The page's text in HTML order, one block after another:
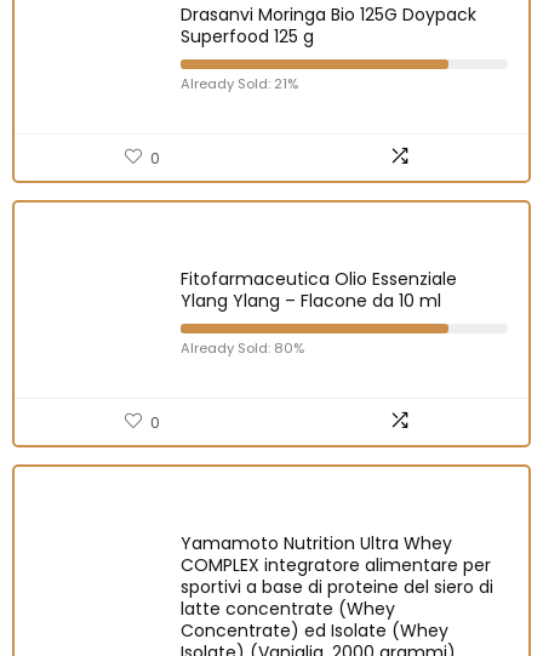
Drasanvi Moringa Bio 125G Doypack
Superfood 125 g
Already Sold: 21%
0
Fitofarmaceutica Olio Essenziale
Ylang Ylang – Flacone da 10 ml
Already Sold: 80%
0
Yamamoto Nutrition Ultra Whey
COMPLEX integratore alimentare per
sportivi a base di proteine del siero di
latte concentrate (Whey
Concentrate) ed Isolate (Whey